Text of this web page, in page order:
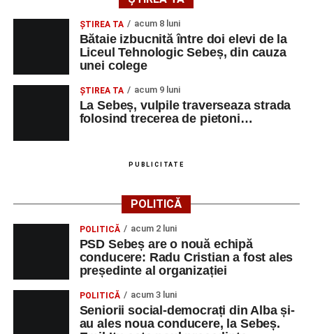
ŞTIREA TA acum 8 luni
Bătaie izbucnită între doi elevi de la
Liceul Tehnologic Sebeș, din cauza
unei colege
ŞTIREA TA acum 9 luni
La Sebeș, vulpile traverseaza strada
folosind trecerea de pietoni…
PUBLICITATE
POLITICĂ
POLITICĂ acum 2 luni
PSD Sebeș are o nouă echipă
conducere: Radu Cristian a fost ales
președinte al organizației
POLITICĂ acum 3 luni
Seniorii social-democrați din Alba și-
au ales noua conducere, la Sebeș.